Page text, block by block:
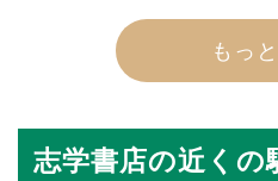
もっ
志学書店の近くの